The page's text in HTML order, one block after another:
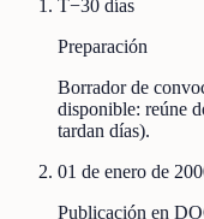
T−30 días
Preparación
Borrador de
disponible: reúne
tardan días).
01 de enero de
Publicación en